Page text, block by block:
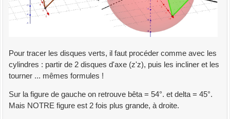
Pour tracer les disques verts, il faut procéder comme avec les
cylindres : partir de 2 disques d'axe (z'z), puis les incliner et les
tourner ... mêmes formules !
Sur la figure de gauche on retrouve bêta = 54°. et delta = 45°.
Mais NOTRE figure est 2 fois plus grande, à droite.